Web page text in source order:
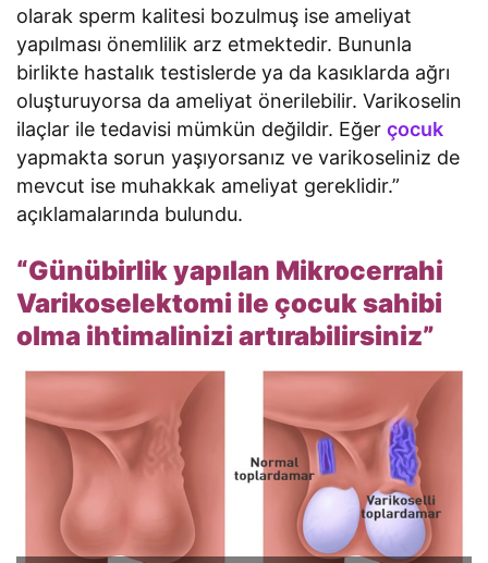
olarak sperm kalitesi bozulmuş ise ameliyat
yapılması önemlilik arz etmektedir. Bununla
birlikte hastalık testislerde ya da kasıklarda ağrı
oluşturuyorsa da ameliyat önerilebilir. Varikoselin
ilaçlar ile tedavisi mümkün değildir. Eğerçocuk
yapmakta sorun yaşıyorsanız ve varikoseliniz de
mevcut ise muhakkak ameliyat gereklidir.”
açıklamalarında bulundu.
“Günübirlik yapılan Mikrocerrahi
Varikoselektomi ile çocuk sahibi
olma ihtimalinizi artırabilirsiniz”